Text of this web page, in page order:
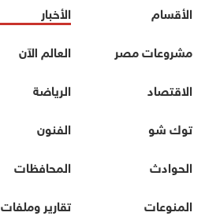
الأقسام
الأخبار
مشروعات مصر
العالم الآن
الاقتصاد
الرياضة
توك شو
الفنون
الحوادث
المحافظات
المنوعات
تقارير وملفات